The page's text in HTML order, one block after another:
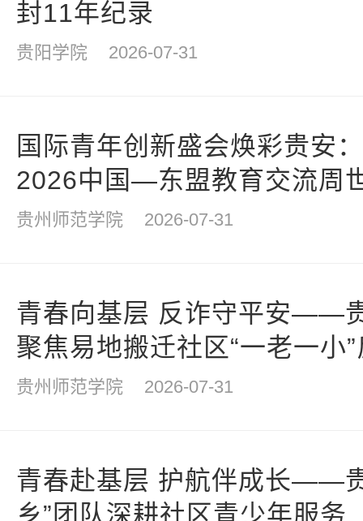
封11年纪录
贵阳学院 2026-07-31
国际青年创新盛会焕彩贵安
2026中国—东盟教育交流周
贵州师范学院 2026-07-31
青春向基层 反诈守平安——
聚焦易地搬迁社区“一老一小
贵州师范学院 2026-07-31
青春赴基层 护航伴成长——
乡”团队深耕社区青少年服务